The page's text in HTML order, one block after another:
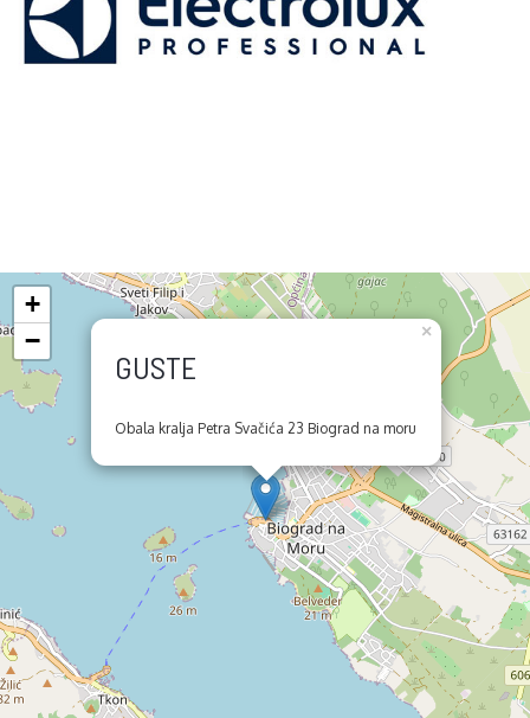
GUSTE
Obala kralja Petra Svačića 23 Biograd na moru
×
+
−